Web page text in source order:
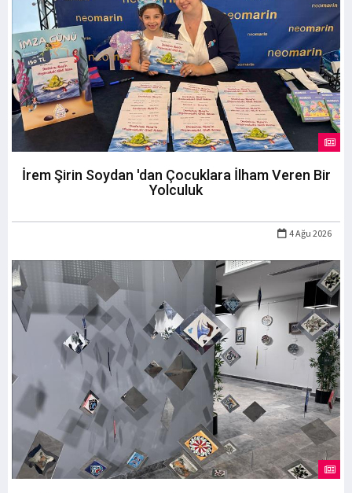
İrem Şirin Soydan 'dan Çocuklara İlham Veren Bir
Yolculuk
4 Ağu 2026